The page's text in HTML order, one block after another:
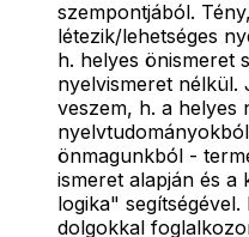
szempontjából.
létezik/lehetséges
h. helyes önismeret
nyelvismeret nélkül.
veszem, h. a helyes
önmagunkból -
ismeret alapján és a
logika"
dolgokkal